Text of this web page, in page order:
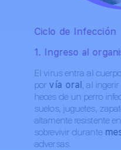
Ciclo de Infección
1. Ingreso al
El virus entra al
por vía oral , al
heces de un perro
suelos, juguetes,
altamente resistente
sobrevivir durante
adversas.